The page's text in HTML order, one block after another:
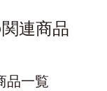
連商品
品一覧